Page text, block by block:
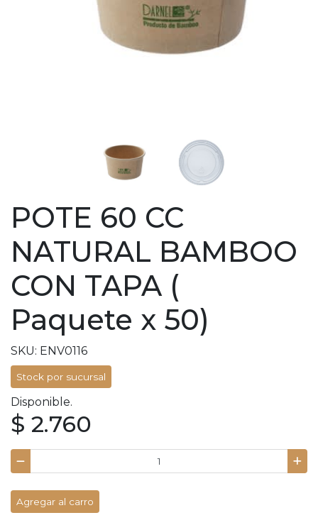
POTE 60 CC
NATURAL BAMBOO
CON TAPA (
Paquete x 50)
SKU: ENV0116
Stock por sucursal
Disponible.
$ 2.760
Agregar al carro